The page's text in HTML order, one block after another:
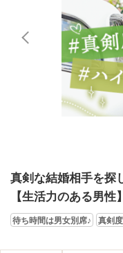
真剣な結婚相手を探
【生活力のある男性
待ち時間は男女別席♪ 真剣